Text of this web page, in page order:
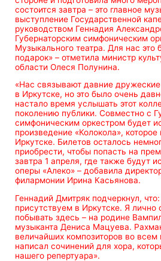
состоится завтра – это главное
выступление Государственной
руководством Геннадия
Губернаторским симфоническим
Музыкального театра. Для нас это
подарок» – отметила министр
области Олеся Полунина.
«Нас связывают давние
в Иркутске, но это было очень
настало время услышать этот
поколению публики. Совместно с
симфоническим оркестром будет
произведение «Колокола», которое
Иркутске. Билетов осталось
приобрести, чтобы попасть на
завтра 1 апреля, где также будут
оперы «Алеко» – добавила
филармонии Ирина Касьянова.
Геннадий Дмитряк подчеркнул,
присутствуем в Иркутске. Я лично
побывать здесь – на родине
музыканта Дениса Мацуева.
величайших композиторов во
написал сочинений для хора,
нашего репертуара».